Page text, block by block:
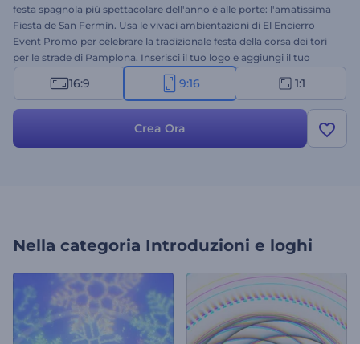
festa spagnola più spettacolare dell'anno è alle porte: l'amatissima
Fiesta de San Fermín. Usa le vivaci ambientazioni di El Encierro
Event Promo per celebrare la tradizionale festa della corsa dei tori
per le strade di Pamplona. Inserisci il tuo logo e aggiungi il tuo
messaggio di auguri per ottenere il tuo video speciale in pochi
minuti. Perfetto per introduzioni alle festività, video di auguri, inviti
16:9 9:16 1:1
Crea Ora
Nella categoria Introduzioni e loghi